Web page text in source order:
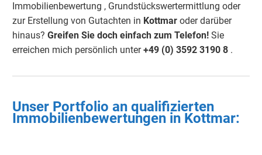
Immobilienbewertung , Grundstückswertermittlung oder
zur Erstellung von Gutachten in Kottmar oder darüber
hinaus? Greifen Sie doch einfach zum Telefon! Sie
erreichen mich persönlich unter+49 (0) 3592 3190 8 .
Unser Portfolio an qualifizierten
Immobilienbewertungen in Kottmar: